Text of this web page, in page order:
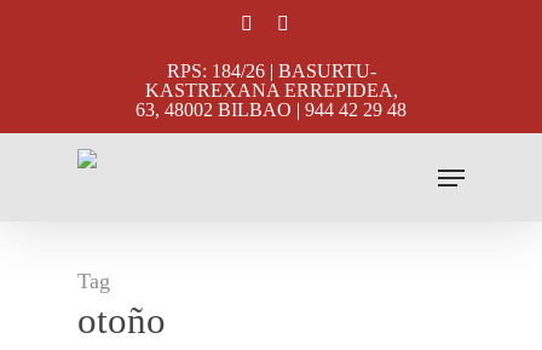
RPS: 184/26 | BASURTU-
KASTREXANA ERREPIDEA,
63, 48002 BILBAO | 944 42 29 48
Menu
Tag
otoño